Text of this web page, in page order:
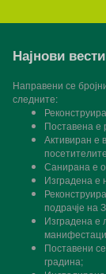
Најнови вести
Направени се
следните:
Поставена е
Активиран е
Санирана е
Изградена е
подрачје на
Изградена е
Поставени
градина;